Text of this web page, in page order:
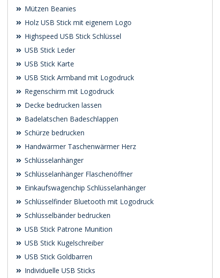
Mützen Beanies
Holz USB Stick mit eigenem Logo
Highspeed USB Stick Schlüssel
USB Stick Leder
USB Stick Karte
USB Stick Armband mit Logodruck
Regenschirm mit Logodruck
Decke bedrucken lassen
Badelatschen Badeschlappen
Schürze bedrucken
Handwärmer Taschenwärmer Herz
Schlüsselanhänger
Schlüsselanhänger Flaschenöffner
Einkaufswagenchip Schlüsselanhänger
Schlüsselfinder Bluetooth mit Logodruck
Schlüsselbänder bedrucken
USB Stick Patrone Munition
USB Stick Kugelschreiber
USB Stick Goldbarren
Individuelle USB Sticks